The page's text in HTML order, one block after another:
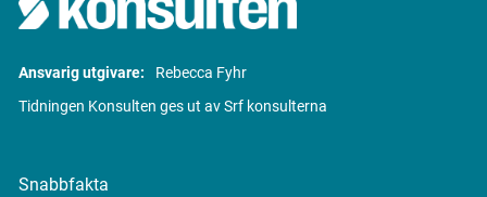
Ansvarig utgivare:
Rebecca Fyhr
Tidningen Konsulten ges ut av Srf konsulterna
Snabbfakta